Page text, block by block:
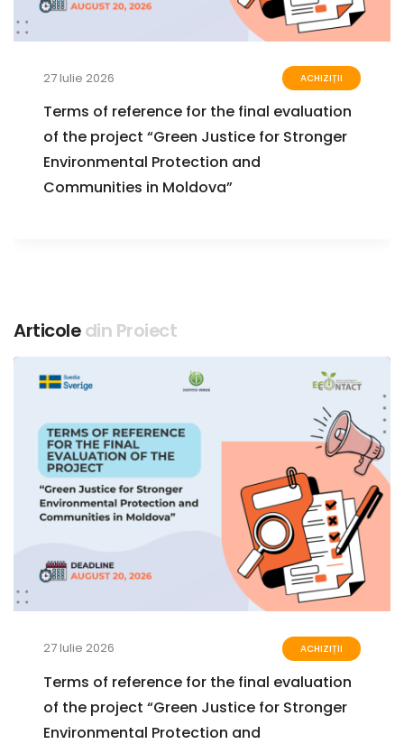
27 Iulie 2026 ACHIZIȚII
Terms of reference for the final evaluation
of the project “Green Justice for Stronger
Environmental Protection and
Communities in Moldova”
Articoledin Proiect
27 Iulie 2026 ACHIZIȚII
Terms of reference for the final evaluation
of the project “Green Justice for Stronger
Environmental Protection and